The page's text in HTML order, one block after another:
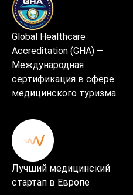
Global Healthcare
Accreditation (GHA) —
Международная
сертификация в сфере
медицинского туризма
Лучший медицинский
стартап в Европе